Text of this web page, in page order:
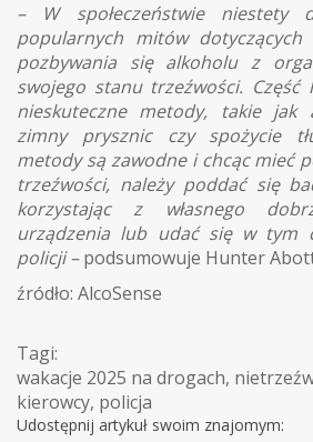
– W społeczeństwie niestety
popularnych mitów dotyczących
pozbywania się alkoholu z
swojego stanu trzeźwości.
nieskuteczne metody, takie jak
zimny prysznic czy spożycie
metody są zawodne i chcąc mieć
trzeźwości, należy poddać się
korzystając z własnego
urządzenia lub udać się w tym
policji –podsumowuje Hunter
źródło: AlcoSense
Tagi:
wakacje 2025 na drogach,
kierowcy, policja
Udostępnij artykuł swoim znajomym: